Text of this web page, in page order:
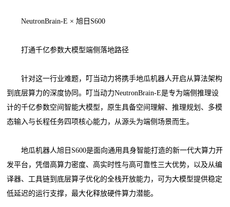
NeutronBrain-E × 旭日S600
打通千亿参数大模型端侧落地路径
针对这一行业难题，叮当动力将携手地瓜机器人开启从算法架构
到底层算力的深度协同。叮当动力NeutronBrain-E是专为端侧推理设
计的千亿参数空间智能大模型，原生具备空间理解、推理规划、多模
态输入与长程任务四项核心能力，从源头为端侧场景而生。
地瓜机器人旭日S600是面向通用具身智能打造的新一代大算力开
发平台，凭借高算力密度、高实时性与高可靠性三大优势，以及从编
译器、工具链到底层算子优化的全栈开放能力，可为大模型提供稳定
低延迟的运行支撑，最大化释放硬件算力潜能。